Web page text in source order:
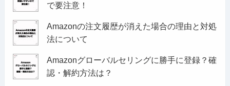
で要注意！
Amazonの注文履歴が消えた場合の理由と対処
法について
Amazonグローバルセリングに勝手に登録？確
認・解約方法は？